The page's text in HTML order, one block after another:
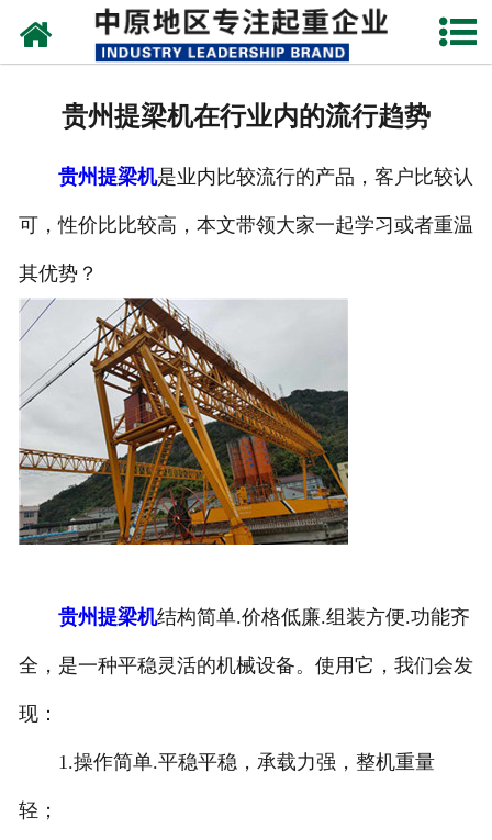
网站首页
企业视频
联系我们
贵州提梁机在行业内的流行趋势
贵州提梁机是业内比较流行的产品，客户比较认
可，性价比比较高，本文带领大家一起学习或者重温
其优势？
贵州提梁机结构简单.价格低廉.组装方便.功能齐
全，是一种平稳灵活的机械设备。使用它，我们会发
现：
1.操作简单.平稳平稳，承载力强，整机重量
轻；